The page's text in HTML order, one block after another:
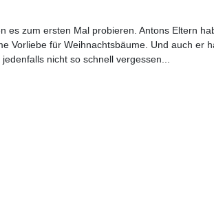
es zum ersten Mal probieren. Antons Eltern
Vorliebe für Weihnachtsbäume. Und auch er
nicht so schnell vergessen...